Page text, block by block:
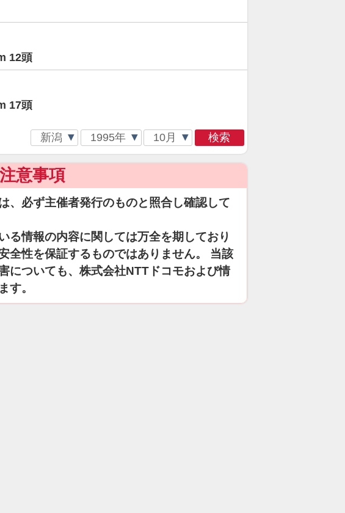
12頭
17頭
検索
注意事項
、必ず主催者発行のものと照合し確認して
る情報の内容に関しては万全を期しており
全性を保証するものではありません。 当該
についても、株式会社NTTドコモおよび情
す。